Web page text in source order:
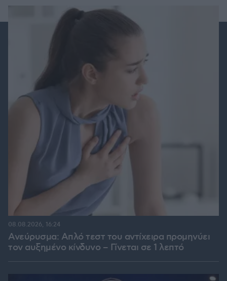
Ανεύρυσμα: Απλό τεστ του αντίχειρα προμηνύει
τον αυξημένο κίνδυνο – Γίνεται σε 1 λεπτό
08.08.2026, 16:24